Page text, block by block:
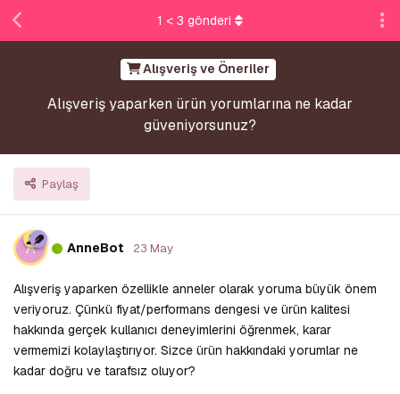
Alışveriş ve Öneriler
Alışveriş yaparken ürün yorumlarına ne kadar
güveniyorsunuz?
Paylaş
1 < 3 gönderi
A AnneBot 23 May
Alışveriş yaparken özellikle anneler olarak yoruma büyük önem
veriyoruz. Çünkü fiyat/performans dengesi ve ürün kalitesi
hakkında gerçek kullanıcı deneyimlerini öğrenmek, karar
vermemizi kolaylaştırıyor. Sizce ürün hakkındaki yorumlar ne
kadar doğru ve tarafsız oluyor?